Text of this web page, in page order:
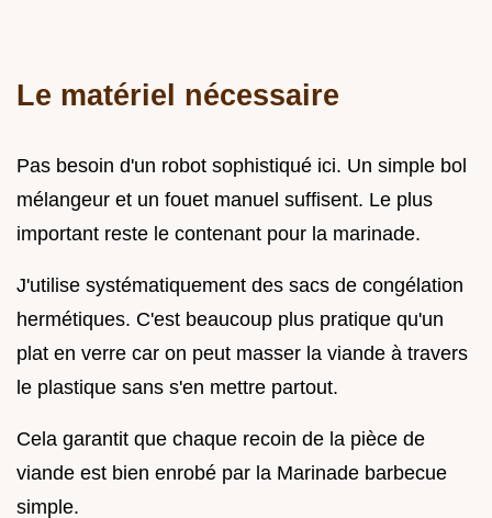
Le matériel nécessaire
Pas besoin d'un robot sophistiqué ici. Un simple bol
mélangeur et un fouet manuel suffisent. Le plus
important reste le contenant pour la marinade.
J'utilise systématiquement des sacs de congélation
hermétiques. C'est beaucoup plus pratique qu'un
plat en verre car on peut masser la viande à travers
le plastique sans s'en mettre partout.
Cela garantit que chaque recoin de la pièce de
viande est bien enrobé par la Marinade barbecue
simple.